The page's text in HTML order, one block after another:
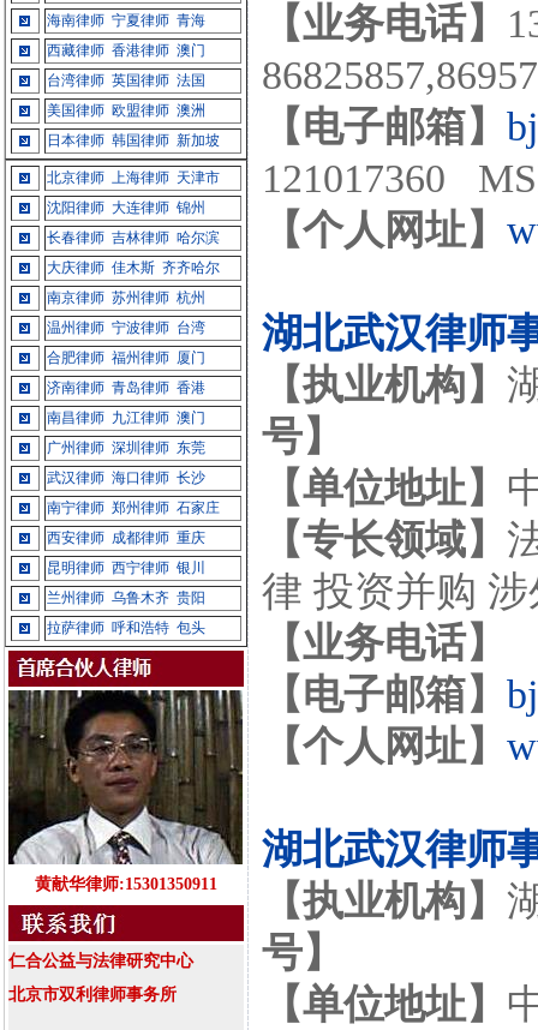
海南律师 宁夏律师 青海
西藏律师 香港律师 澳门
台湾律师 英国律师 法国
美国律师 欧盟律师 澳洲
日本律师 韩国律师 新加坡
北京律师 上海律师 天津市
沈阳律师 大连律师 锦州
长春律师 吉林律师 哈尔滨
大庆律师 佳木斯 齐齐哈尔
南京律师 苏州律师 杭州
温州律师 宁波律师 台湾
合肥律师 福州律师 厦门
济南律师 青岛律师 香港
南昌律师 九江律师 澳门
广州律师 深圳律师 东莞
武汉律师 海口律师 长沙
南宁律师 郑州律师 石家庄
西安律师 成都律师 重庆
昆明律师 西宁律师 银川
兰州律师 乌鲁木齐 贵阳
拉萨律师 呼和浩特 包头
黄献华律师:15301350911
仁合公益与法律研究中心
北京市双利律师事务所
【业务电话】
【电子邮箱】
121017360
【个人网址】
湖北武汉律师
【执业机构】
号】
【单位地址】
【专长领域】
律 投资并购
【业务电话】
【电子邮箱】
【个人网址】
湖北武汉律师
【执业机构】
号】
【单位地址】